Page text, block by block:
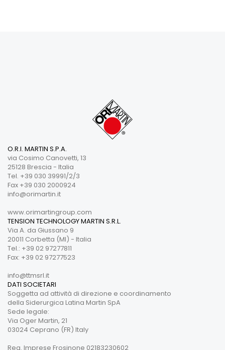
O.R.I. MARTIN S.P.A.
via Cosimo Canovetti, 13
25128 Brescia - Italia
Tel. +39 030 39991/2/3
Fax +39 030 2000924
info@orimartin.it
www.orimartingroup.com
TENSION TECHNOLOGY MARTIN S.R.L.
Via A. da Giussano 9
20011 Corbetta (MI) - Italia
Tel.: +39 02 97277811
Fax: +39 02 97277523
info@ttmsrl.it
DATI SOCIETARI
Soggetta ad attività di direzione e coordinamento
della Siderurgica Latina Martin SpA
Sede legale:
Via Oger Martin, 21
03024 Ceprano (FR) Italy
Reg. Imprese Frosinone 02183230602